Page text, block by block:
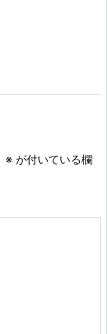
※ が付いている欄